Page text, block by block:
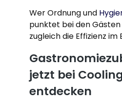
Wer Ordnung und
punktet bei den
zugleich die Effizienz
jetzt bei
entdecken